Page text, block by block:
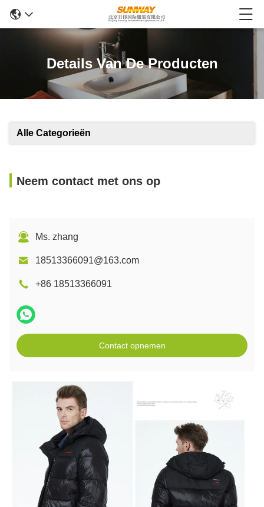
Details Van De Producten
Alle Categorieën
Neem contact met ons op
Ms. zhang
18513366091@163.com
+86 18513366091
Contact opnemen